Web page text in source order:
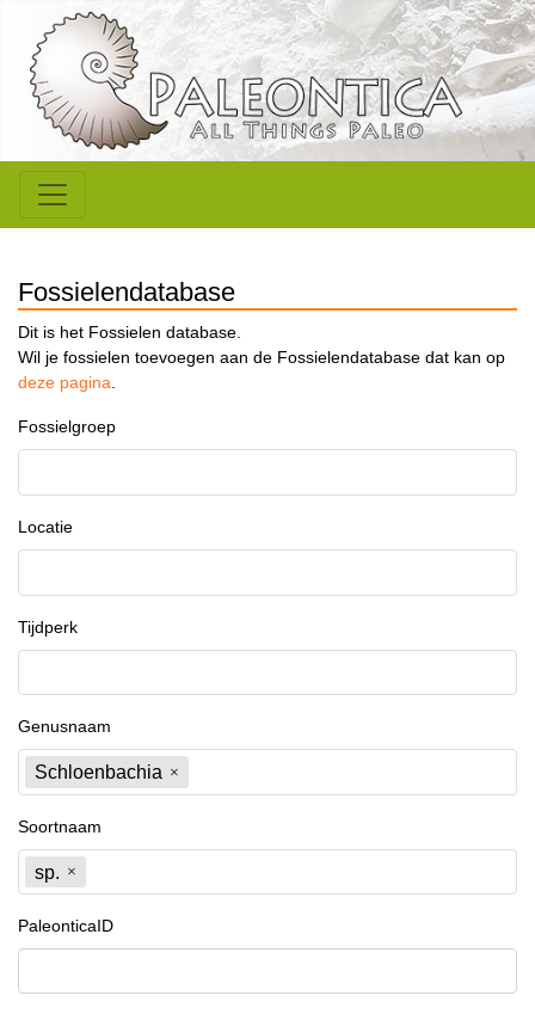
Fossielendatabase
Dit is het Fossielen database.
Wil je fossielen toevoegen aan de Fossielendatabase dat kan op
deze pagina.
Fossielgroep
Locatie
Tijdperk
Genusnaam
Schloenbachia
Soortnaam
sp.
PaleonticaID